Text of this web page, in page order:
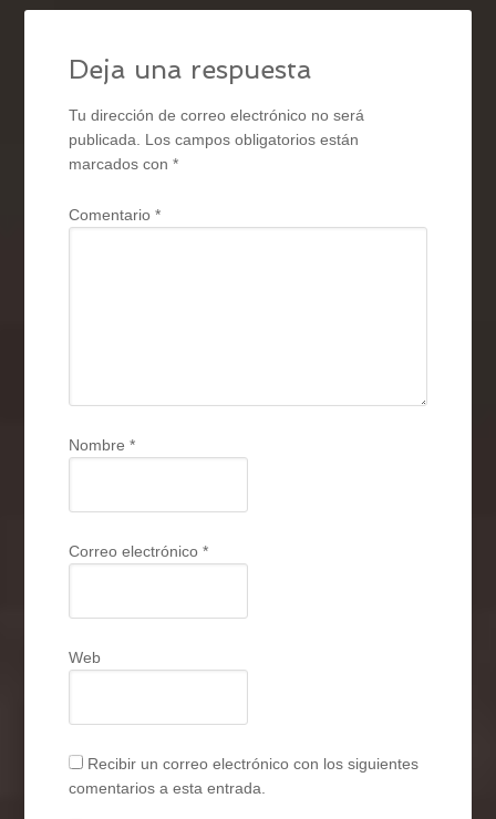
Deja una respuesta
Tu dirección de correo electrónico no será
publicada. Los campos obligatorios están
marcados con*
Comentario*
Nombre*
Correo electrónico*
Web
Recibir un correo electrónico con los siguientes
comentarios a esta entrada.